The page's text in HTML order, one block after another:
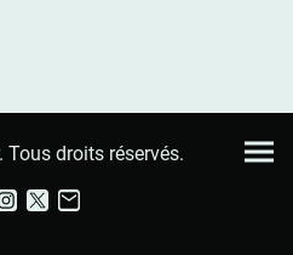
droits réservés.